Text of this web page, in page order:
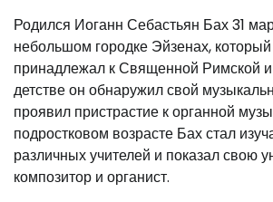
Родился Иоганн Себастьян Бах 31
небольшом городке Эйзенах,
принадлежал к Священной Римской
детстве он обнаружил свой
проявил пристрастие к органной
подростковом возрасте Бах стал
различных учителей и показал свою
композитор и органист.